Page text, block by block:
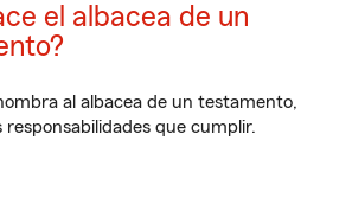
el albacea de un
al albacea de un testamento,
responsabilidades que cumplir.